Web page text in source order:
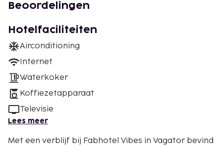
Beoordelingen
Hotelfaciliteiten
Airconditioning
Internet
Waterkoker
Koffiezetapparaat
Televisie
Lees meer
Met een verblijf bij Fabhotel Vibes in Vagator bevind